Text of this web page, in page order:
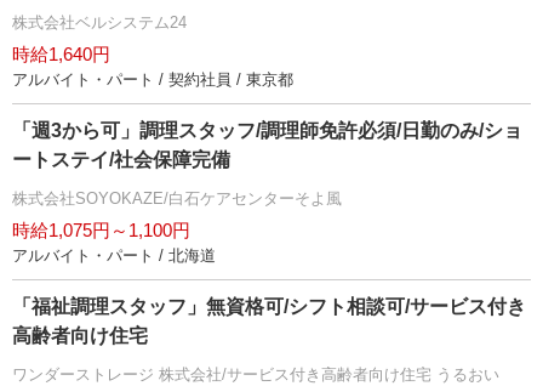
株式会社ベルシステム24
時給1,640円
アルバイト・パート / 契約社員 / 東京都
「週3から可」調理スタッフ/調理師免許必須/日勤のみ/ショ
ートステイ/社会保障完備
株式会社SOYOKAZE/白石ケアセンターそよ風
時給1,075円～1,100円
アルバイト・パート / 北海道
「福祉調理スタッフ」無資格可/シフト相談可/サービス付き
高齢者向け住宅
ワンダーストレージ 株式会社/サービス付き高齢者向け住宅 うるおい